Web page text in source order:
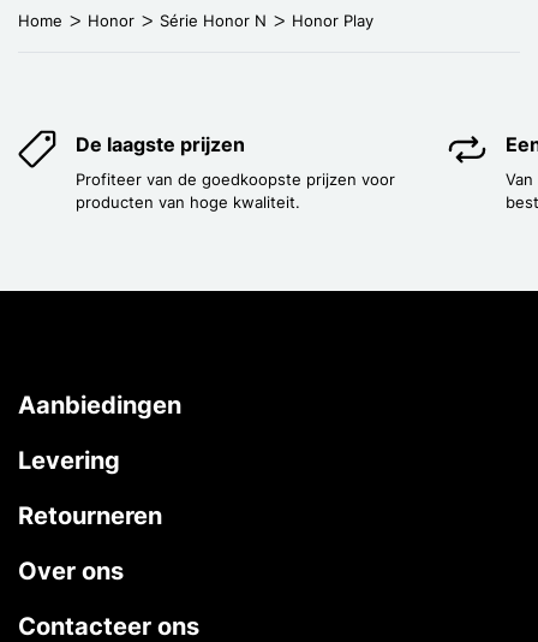
Home Honor Série Honor N Honor Play
De laagste prijzen
Profiteer van de goedkoopste prijzen voor
producten van hoge kwaliteit.
Aanbiedingen
Levering
Retourneren
Over ons
Contacteer ons